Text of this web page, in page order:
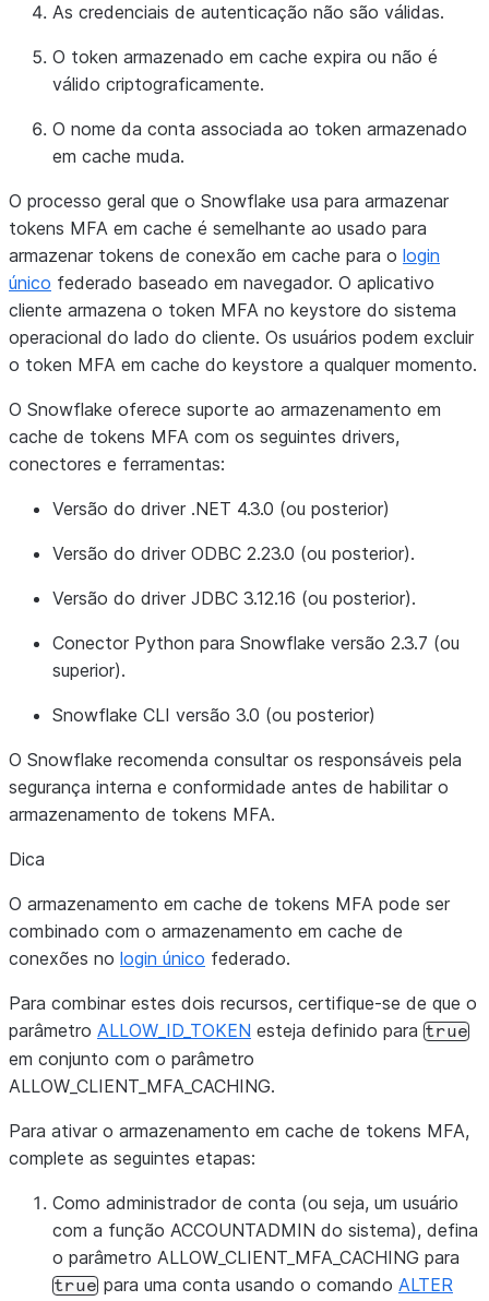
As credenciais de autenticação não são válidas.
O token armazenado em cache expira ou não é
válido criptograficamente.
O nome da conta associada ao token armazenado
em cache muda.
O processo geral que o Snowflake usa para armazenar
tokens MFA em cache é semelhante ao usado para
armazenar tokens de conexão em cache para o login
único federado baseado em navegador. O aplicativo
cliente armazena o token MFA no keystore do sistema
operacional do lado do cliente. Os usuários podem excluir
o token MFA em cache do keystore a qualquer momento.
O Snowflake oferece suporte ao armazenamento em
cache de tokens MFA com os seguintes drivers,
conectores e ferramentas:
Versão do driver .NET 4.3.0 (ou posterior)
Versão do driver ODBC 2.23.0 (ou posterior).
Versão do driver JDBC 3.12.16 (ou posterior).
Conector Python para Snowflake versão 2.3.7 (ou
superior).
Snowflake CLI versão 3.0 (ou posterior)
O Snowflake recomenda consultar os responsáveis pela
segurança interna e conformidade antes de habilitar o
armazenamento de tokens MFA.
Dica
O armazenamento em cache de tokens MFA pode ser
combinado com o armazenamento em cache de
conexões no login único federado.
Para combinar estes dois recursos, certifique-se de que o
parâmetro ALLOW_ID_TOKEN esteja definido para true
em conjunto com o parâmetro
ALLOW_CLIENT_MFA_CACHING.
Para ativar o armazenamento em cache de tokens MFA,
complete as seguintes etapas:
Como administrador de conta (ou seja, um usuário
com a função ACCOUNTADMIN do sistema), defina
o parâmetro ALLOW_CLIENT_MFA_CACHING para
true para uma conta usando o comando ALTER